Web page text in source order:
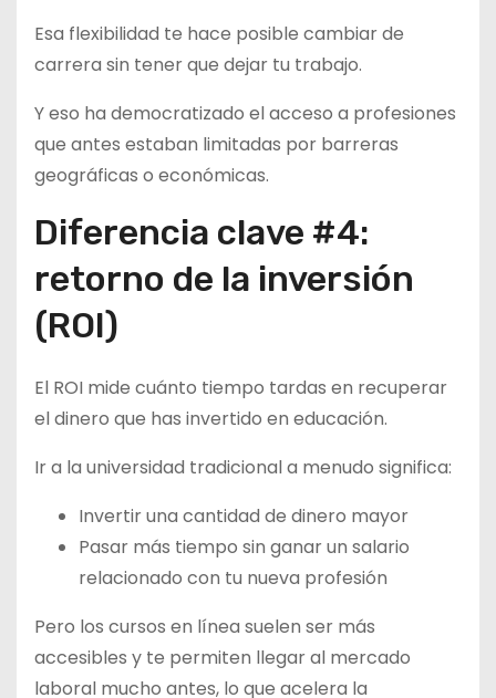
Esa flexibilidad te hace posible cambiar de
carrera sin tener que dejar tu trabajo.
Y eso ha democratizado el acceso a profesiones
que antes estaban limitadas por barreras
geográficas o económicas.
Diferencia clave #4:
retorno de la inversión
(ROI)
El ROI mide cuánto tiempo tardas en recuperar
el dinero que has invertido en educación.
Ir a la universidad tradicional a menudo significa:
Invertir una cantidad de dinero mayor
Pasar más tiempo sin ganar un salario
relacionado con tu nueva profesión
Pero los cursos en línea suelen ser más
accesibles y te permiten llegar al mercado
laboral mucho antes, lo que acelera la